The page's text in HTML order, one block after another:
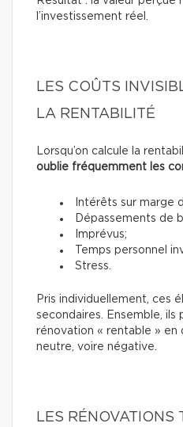
l’investissement réel.
LES COÛTS
LA RENTABILITÉ
Lorsqu’on calcule la
oublie fréquemment les
Intérêts sur marge
Dépassements de
Imprévus;
Temps personnel
Stress.
Pris individuellement, ces
secondaires. Ensemble,
rénovation « rentable » en
neutre, voire négative.
LES RÉNOVATIONS